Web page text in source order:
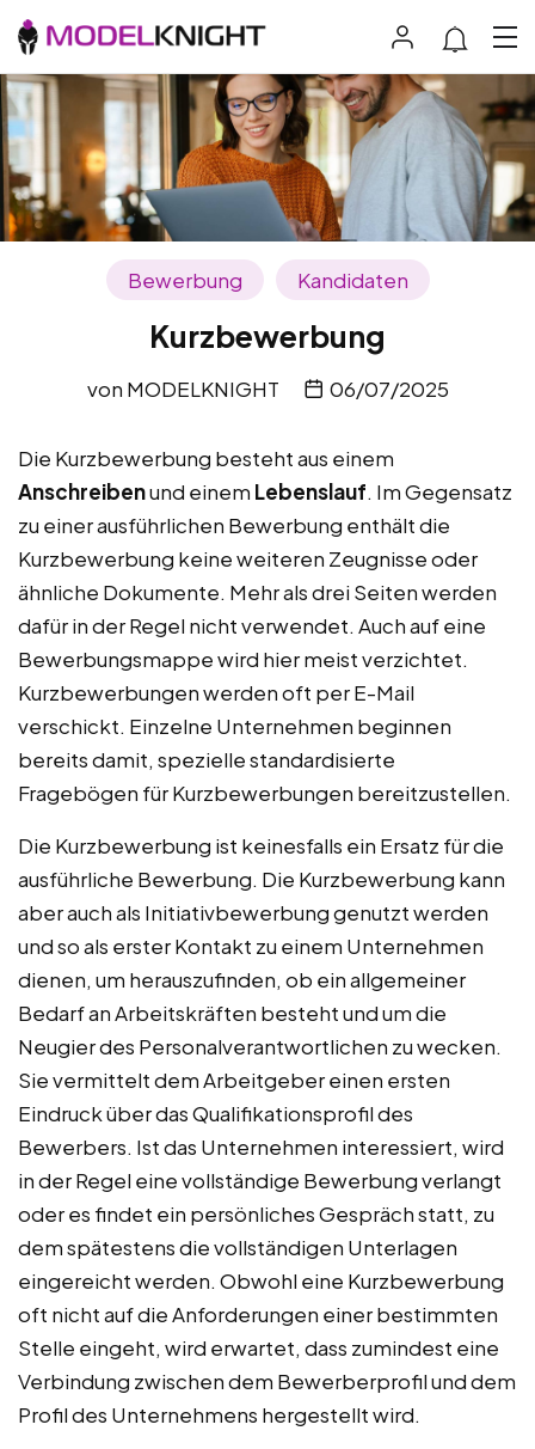
Bewerbung Kandidaten
Kurzbewerbung
von MODELKNIGHT 06/07/2025
Die Kurzbewerbung besteht aus einem
Anschreibenund einem Lebenslauf. Im Gegensatz
zu einer ausführlichen Bewerbung enthält die
Kurzbewerbung keine weiteren Zeugnisse oder
ähnliche Dokumente. Mehr als drei Seiten werden
dafür in der Regel nicht verwendet. Auch auf eine
Bewerbungsmappe wird hier meist verzichtet.
Kurzbewerbungen werden oft per E-Mail
verschickt. Einzelne Unternehmen beginnen
bereits damit, spezielle standardisierte
Fragebögen für Kurzbewerbungen bereitzustellen.
Die Kurzbewerbung ist keinesfalls ein Ersatz für die
ausführliche Bewerbung. Die Kurzbewerbung kann
aber auch als Initiativbewerbung genutzt werden
und so als erster Kontakt zu einem Unternehmen
dienen, um herauszufinden, ob ein allgemeiner
Bedarf an Arbeitskräften besteht und um die
Neugier des Personalverantwortlichen zu wecken.
Sie vermittelt dem Arbeitgeber einen ersten
Eindruck über das Qualifikationsprofil des
Bewerbers. Ist das Unternehmen interessiert, wird
in der Regel eine vollständige Bewerbung verlangt
oder es findet ein persönliches Gespräch statt, zu
dem spätestens die vollständigen Unterlagen
eingereicht werden. Obwohl eine Kurzbewerbung
oft nicht auf die Anforderungen einer bestimmten
Stelle eingeht, wird erwartet, dass zumindest eine
Verbindung zwischen dem Bewerberprofil und dem
Profil des Unternehmens hergestellt wird.